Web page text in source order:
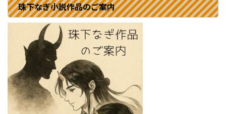
珠下なぎ小説作品のご案内